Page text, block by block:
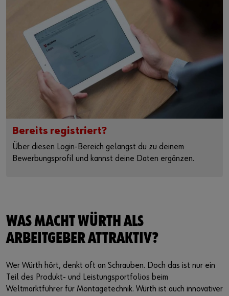
Bereits registriert?
Über diesen Login-Bereich gelangst du zu deinem
Bewerbungsprofil und kannst deine Daten ergänzen.
WAS MACHT WÜRTH ALS
ARBEITGEBER ATTRAKTIV?
Wer Würth hört, denkt oft an Schrauben. Doch das ist nur ein
Teil des Produkt- und Leistungsportfolios beim
Weltmarktführer für Montagetechnik. Würth ist auch innovativer